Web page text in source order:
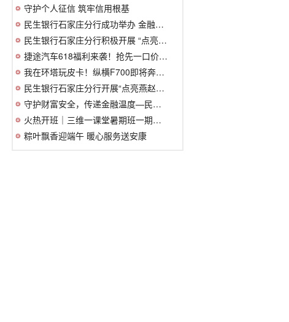
守护个人征信 筑牢信用根基
民生银行石家庄分行成功举办 金融知识万
民生银行石家庄分行积极开展 “点亮燕赵
捷途汽车618福利来袭！抢先一口价6.99万元
我在环塔玩皮卡！纵横F700即将奔赴沙海 纵
民生银行石家庄分行开展“点亮燕赵地图
守护财富安全，传递金融温度—民生银行新华
火热开班｜三维一课堂暑期班一期盛况全开！
粽叶飘香迎端午 暖心服务送安康